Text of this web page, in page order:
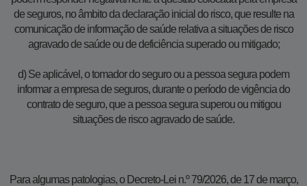
de seguros, no âmbito da declaração inicial do risco, que resulte na
comunicação de informação de saúde relativa a situações de risco
agravado de saúde ou de deficiência superado ou mitigado;
d) Se aplicável, o tomador do seguro ou a pessoa segura podem
informar a empresa de seguros, durante o período de vigência do
contrato de seguro, que a pessoa segura superou ou mitigou
situações de risco agravado de saúde.
Para algumas patologias, o Decreto-Lei n.º 79/2026, de 17 de março,